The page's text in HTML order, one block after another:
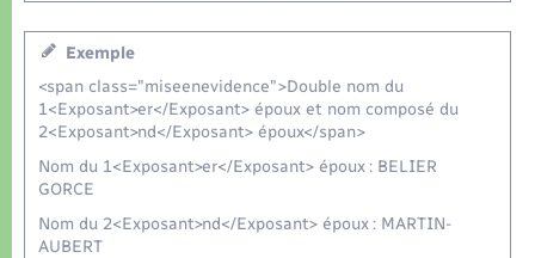
Exemple
<span class="miseenevidence">Double nom du
1<Exposant>er</Exposant> époux et nom composé du
2<Exposant>nd</Exposant> époux</span>
Nom du 1<Exposant>er</Exposant> époux : BELIER
GORCE
Nom du 2<Exposant>nd</Exposant> époux : MARTIN-
AUBERT